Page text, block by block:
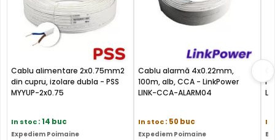
Cablu alimentare 2x0.75mm2
din cupru, izolare dubla - PSS
MYYUP-2x0.75
In stoc: 14 buc
Expediem Poimaine
Cablu alarmă 4x0.22mm,
100m, alb, CCA - LinkPower
LINK-CCA-ALARM04
In stoc: 50 buc
Expediem Poimaine
In